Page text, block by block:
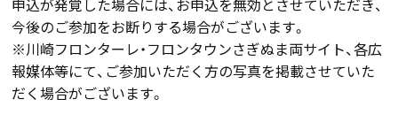
申込が発覚した場合には、お申込を無効とさせていただき、
今後のご参加をお断りする場合がございます。
※川崎フロンターレ・フロンタウンさぎぬま両サイト、各広
報媒体等にて、ご参加いただく方の写真を掲載させていた
だく場合がございます。